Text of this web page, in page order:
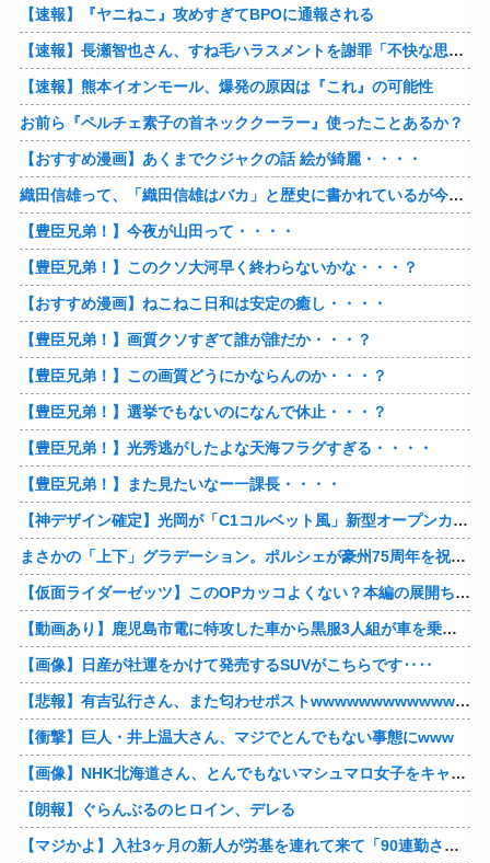
【速報】『ヤニねこ』攻めすぎてBPOに通報される
【速報】長瀬智也さん、すね毛ハラスメントを謝罪「不快な思いをさせて申し訳ありませんでした」
【速報】熊本イオンモール、爆発の原因は『これ』の可能性
お前ら『ペルチェ素子の首ネッククーラー』使ったことあるか？
【おすすめ漫画】あくまでクジャクの話 絵が綺麗・・・・
織田信雄って、「織田信雄はバカ」と歴史に書かれているが今まで家が残っているんでバカではないよな？
【豊臣兄弟！】今夜が山田って・・・・
【豊臣兄弟！】このクソ大河早く終わらないかな・・・？
【おすすめ漫画】ねこねこ日和は安定の癒し・・・・
【豊臣兄弟！】画質クソすぎて誰が誰だか・・・？
【豊臣兄弟！】この画質どうにかならんのか・・・？
【豊臣兄弟！】選挙でもないのになんで休止・・・？
【豊臣兄弟！】光秀逃がしたよな天海フラグすぎる・・・・
【豊臣兄弟！】また見たいなー一課長・・・・
【神デザイン確定】光岡が「C1コルベット風」新型オープンカーの最新ティーザー画像を公開、マツダ・ロードスターの信頼性にレトロな外観がドッキング
まさかの「上下」グラデーション。ポルシェが豪州75周年を祝う特別モデル「911 Turbo S Land Down Under」を発表、1951年の「見果てぬ夢」が内外装に再現
【仮面ライダーゼッツ】このOPカッコよくない？本編の展開ちゃんと反映してて完成度高いし
【動画あり】鹿児島市電に特攻した車から黒服3人組が車を乗り捨てて逃走
【画像】日産が社運をかけて発売するSUVがこちらです‥‥
【悲報】有吉弘行さん、また匂わせポストwwwwwwwwwwwwwwww
【衝撃】巨人・井上温大さん、マジでとんでもない事態にwww
【画像】NHK北海道さん、とんでもないマシュマロ女子をキャスターに起用してしまうwwwwwwww
【朗報】ぐらんぶるのヒロイン、デレる
【マジかよ】入社3ヶ月の新人が労基を連れて来て「90連勤させられました」「労働基準法違反です」→俺「彼は30連休中ですが?」